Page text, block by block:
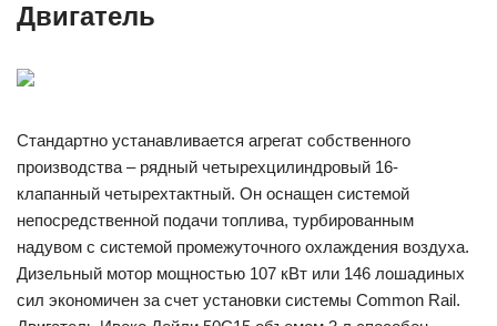
Двигатель
Стандартно устанавливается агрегат собственного
производства – рядный четырехцилиндровый 16-
клапанный четырехтактный. Он оснащен системой
непосредственной подачи топлива, турбированным
надувом с системой промежуточного охлаждения воздуха.
Дизельный мотор мощностью 107 кВт или 146 лошадиных
сил экономичен за счет установки системы Common Rail.